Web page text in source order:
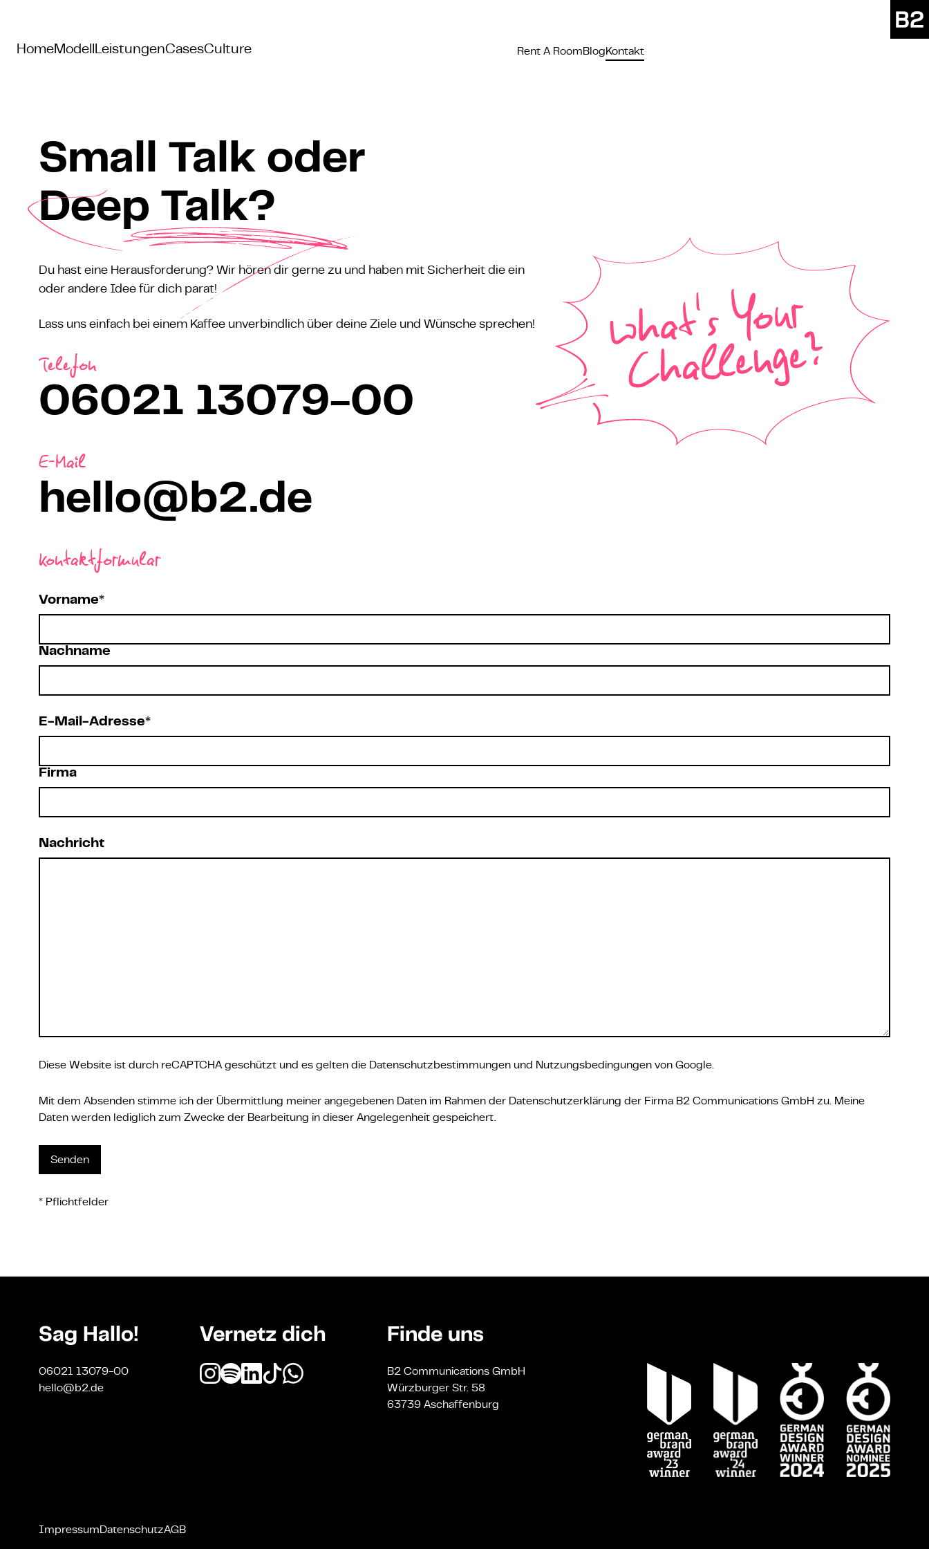
HomeModell LeistungenCasesCulture Rent A RoomBlogKontakt
Small Talk oder
Deep Talk?
Du hast eine Herausforderung? Wir hören dir gerne zu und haben mit Sicherheit die ein
oder andere Idee für dich parat!
Lass uns einfach bei einem Kaffee unverbindlich über deine Ziele und Wünsche sprechen!
Telefon
06021 13079-00
E-Mail
hello@b2.de
Kontaktformular
Vorname*
Nachname
E-Mail-Adresse*
Firma
Nachricht
Diese Website ist durch reCAPTCHA geschützt und es gelten die Datenschutzbestimmungen und Nutzungsbedingungen von Google.
Mit dem Absenden stimme ich der Übermittlung meiner angegebenen Daten im Rahmen der Datenschutzerklärung der Firma B2 Communications GmbH zu. Meine
Daten werden lediglich zum Zwecke der Bearbeitung in dieser Angelegenheit gespeichert.
* Pflichtfelder
Sag Hallo!
06021 13079-00
hello@b2.de
Vernetz dich Finde uns
B2 Communications GmbH
Würzburger Str. 58
63739 Aschaffenburg
ImpressumDatenschutzAGB